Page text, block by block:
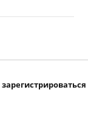
зарегистрироваться